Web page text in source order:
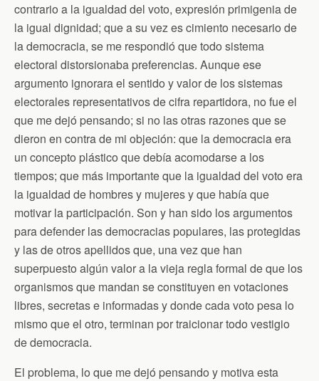
contrario a la igualdad del voto, expresión primigenia de
la igual dignidad; que a su vez es cimiento necesario de
la democracia, se me respondió que todo sistema
electoral distorsionaba preferencias. Aunque ese
argumento ignorara el sentido y valor de los sistemas
electorales representativos de cifra repartidora, no fue el
que me dejó pensando; si no las otras razones que se
dieron en contra de mi objeción: que la democracia era
un concepto plástico que debía acomodarse a los
tiempos; que más importante que la igualdad del voto era
la igualdad de hombres y mujeres y que había que
motivar la participación. Son y han sido los argumentos
para defender las democracias populares, las protegidas
y las de otros apellidos que, una vez que han
superpuesto algún valor a la vieja regla formal de que los
organismos que mandan se constituyen en votaciones
libres, secretas e informadas y donde cada voto pesa lo
mismo que el otro, terminan por traicionar todo vestigio
de democracia.
El problema, lo que me dejó pensando y motiva esta